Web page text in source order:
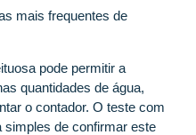
mais frequentes de
pode permitir a
quantidades de água,
o contador. O teste com
simples de confirmar este